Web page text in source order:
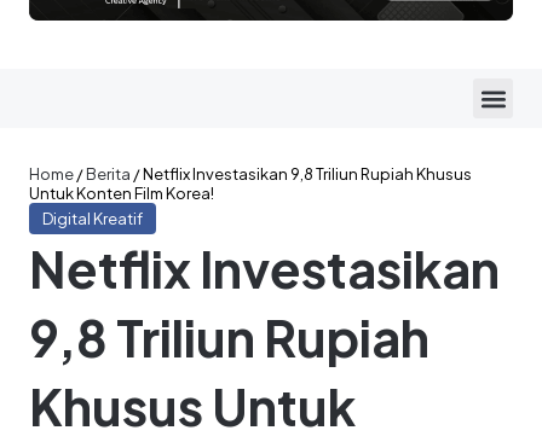
Home/Berita /Netflix Investasikan 9,8 Triliun Rupiah Khusus
Untuk Konten Film Korea!
Digital Kreatif
Netflix Investasikan
9,8 Triliun Rupiah
Khusus Untuk